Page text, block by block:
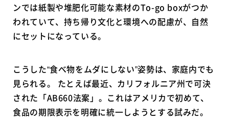
ンでは紙製や堆肥化可能な素材のTo-go boxがつか
われていて、持ち帰り文化と環境への配慮が、自然
にセットになっている。
こうした“食べ物をムダにしない”姿勢は、家庭内でも
見られる。 たとえば最近、カリフォルニア州で可決
された「AB660法案」。これはアメリカで初めて、
食品の期限表示を明確に統一しようとする試みだ。